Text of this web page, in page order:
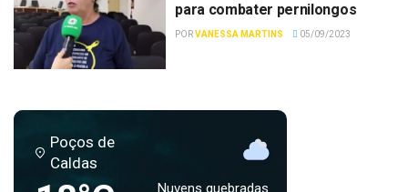
para combater pernilongos
PORVANESSA MARTINS 05/09/2023
Poços de
Caldas
Nuvens quebradas